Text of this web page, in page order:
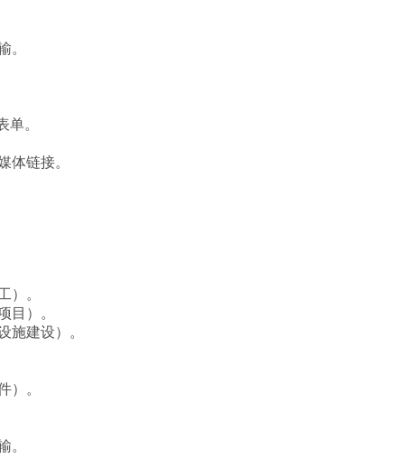
。
单。
体链接。
）。
目）。
施建设）。
）。
。